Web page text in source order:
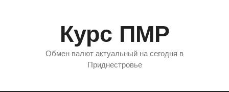
Курс ПМР
Обмен валют актуальный на сегодня в
Приднестровье